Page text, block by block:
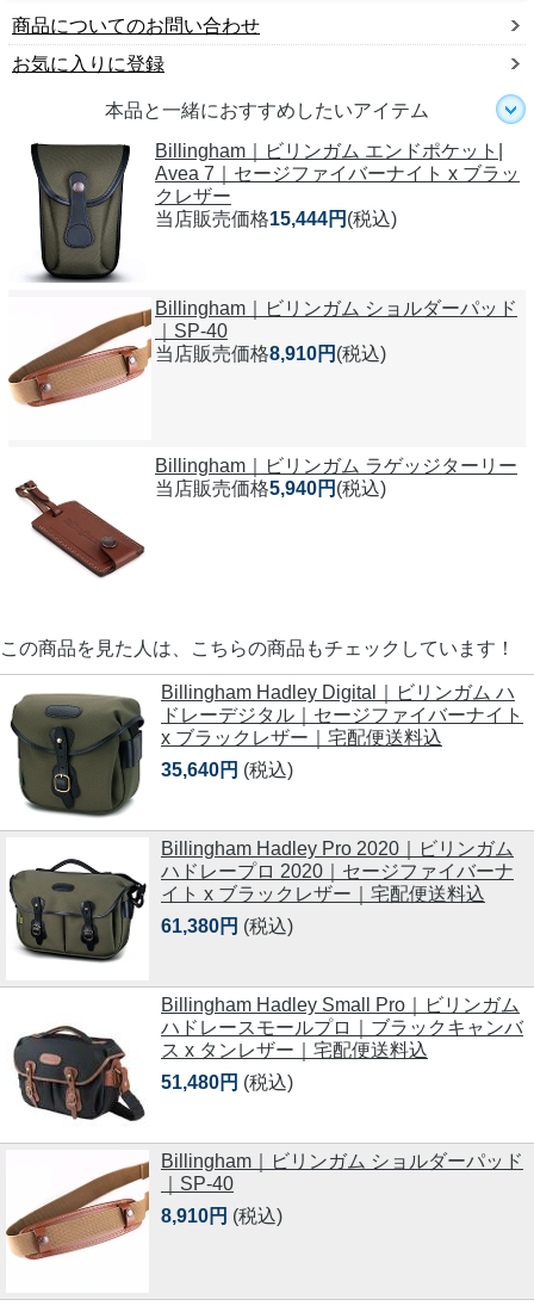
商品についてのお問い合わせ
お気に入りに登録
本品と一緒におすすめしたいアイテム
Billingham｜ビリンガム エンドポケット|
Avea 7｜セージファイバーナイト x ブラッ
クレザー
当店販売価格15,444円 (税込)
Billingham｜ビリンガム ショルダーパッド
｜SP-40
当店販売価格8,910円 (税込)
Billingham｜ビリンガム ラゲッジターリー
当店販売価格5,940円 (税込)
この商品を見た人は、こちらの商品もチェックしています！
Billingham Hadley Digital｜ビリンガム ハ
ドレーデジタル｜セージファイバーナイト
x ブラックレザー｜宅配便送料込
35,640円 (税込)
Billingham Hadley Pro 2020｜ビリンガム
ハドレープロ 2020｜セージファイバーナ
イト x ブラックレザー｜宅配便送料込
61,380円 (税込)
Billingham Hadley Small Pro｜ビリンガム
ハドレースモールプロ｜ブラックキャンバ
ス x タンレザー｜宅配便送料込
51,480円 (税込)
Billingham｜ビリンガム ショルダーパッド
｜SP-40
8,910円 (税込)